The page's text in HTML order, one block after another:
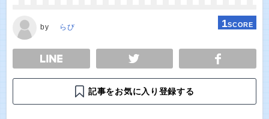
by らび 1SCORE
TWEET
記事をお気に入り登録する